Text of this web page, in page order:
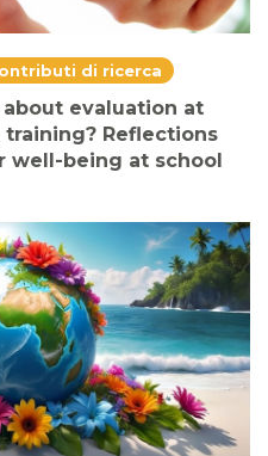
di ricerca
evaluation at
Reflections
well-being at school